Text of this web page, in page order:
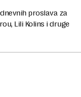
proslava za
Lili Kolins i druge